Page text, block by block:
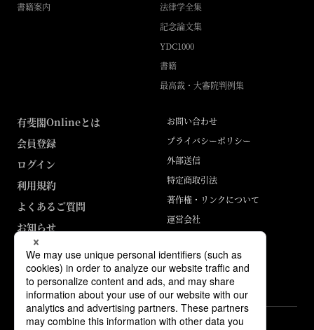
書籍案内
法律学全集
記念論文集
YDC1000
書籍
最高裁・大審院判例集
有斐閣Onlineとは
会員登録
ログイン
利用規約
よくあるご質問
お知らせ
お問い合わせ
プライバシーポリシー
外部送信
特定商取引法
著作権・リンクについて
運営会社